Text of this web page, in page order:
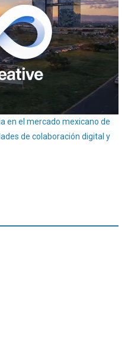
en el mercado mexicano de
de colaboración digital y